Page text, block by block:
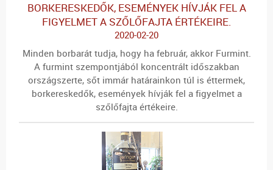
BORKERESKEDŐK, ESEMÉNYEK HÍVJÁK FEL A
FIGYELMET A SZŐLŐFAJTA ÉRTÉKEIRE.
2020-02-20
Minden borbarát tudja, hogy ha február, akkor Furmint.
A furmint szempontjából koncentrált időszakban
országszerte, sőt immár határainkon túl is éttermek,
borkereskedők, események hívják fel a figyelmet a
szőlőfajta értékeire.